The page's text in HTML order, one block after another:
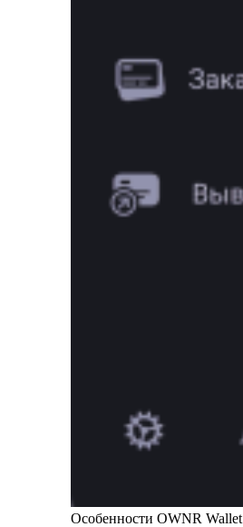
Особенности OWNR Wallet